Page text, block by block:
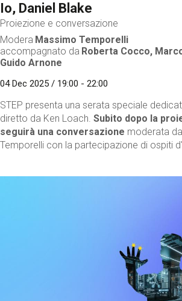
Io, Daniel Blake
Proiezione e conversazione
Modera Massimo Temporelli
accompagnato da Roberta Cocco,
Guido Arnone
04 Dec 2025 / 19:00 - 22:00
STEP presenta una serata speciale
diretto da Ken Loach. Subito dopo la
seguirà una conversazione moderata
Temporelli con la partecipazione di ospiti